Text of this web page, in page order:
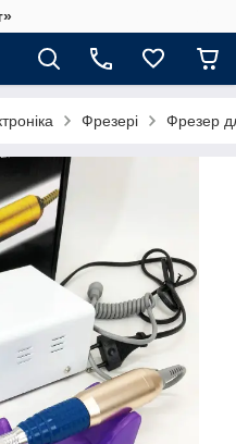
Фрезері Фрезер